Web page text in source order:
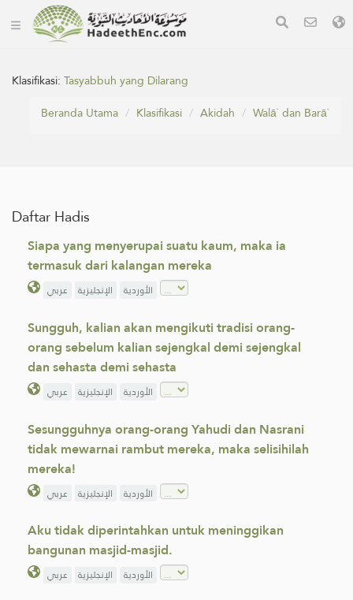
Klasifikasi:Tasyabbuh yang Dilarang
Beranda Utama
Klasifikasi Akidah Walā` dan Barā`
Daftar Hadis
Siapa yang menyerupai suatu kaum, maka ia
termasuk dari kalangan mereka
عربي الإنجليزية الأوردية
Sungguh, kalian akan mengikuti tradisi orang-
orang sebelum kalian sejengkal demi sejengkal
dan sehasta demi sehasta
عربي الإنجليزية الأوردية
Sesungguhnya orang-orang Yahudi dan Nasrani
tidak mewarnai rambut mereka, maka selisihilah
mereka!
عربي الإنجليزية الأوردية
Aku tidak diperintahkan untuk meninggikan
bangunan masjid-masjid.
عربي الإنجليزية الأوردية